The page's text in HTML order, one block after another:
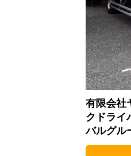
有限会社
クドライ
バルグル